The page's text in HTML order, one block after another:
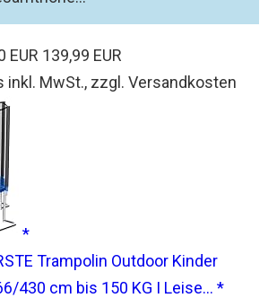
EUR 139,99 EUR
inkl. MwSt., zzgl. Versandkosten
Trampolin Outdoor Kinder
430 cm bis 150 KG I Leise...